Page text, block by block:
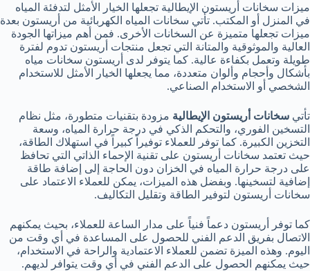
ميزات سخانات أريستون الإيطالية تجعلها الخيار الأمثل لتدفئة المياه
في المنزل أو المكتب. تأتي سخانات المياه الكهربائية من أريستون بعدة
ميزات تجعلها متميزة عن السخانات الأخرى. فمن أهم ميزاتها الجودة
العالية والموثوقية والمتانة التي تجعل منتجات أريستون تدوم لفترة
طويلة وتعمل بكفاءة عالية. كما يتوفر لدى أريستون سخانات مياه
بأشكال وأحجام وألوان متعددة، مما يجعلها الخيار الأمثل للاستخدام
الشخصي أو الاستخدام الصناعي.
تأتي سخانات أريستون الإيطالية مزودة بتقنيات متطورة، مثل نظام
التسخين الفوري، والتحكم الذكي في درجة حرارة المياه، وسعة
التخزين الكبيرة. كما توفر للعملاء توفيراً كبيراً في استهلاك الطاقة،
حيث تعتمد سخانات أريستون على تقنية الإحماء الذاتي التي تحافظ
على درجة حرارة المياه في الخزان دون الحاجة إلى إضافة طاقة
إضافية لتسخينها. وبفضل هذه الميزات، يمكن للعملاء الاعتماد على
سخانات أريستون لتوفير الطاقة وتقليل التكاليف.
كما توفر أريستون دعماً فنياً على مدار الساعة للعملاء، بحيث يمكنهم
الاتصال بفريق الدعم الفني للحصول على المساعدة في أي وقت من
اليوم. وهذه الميزة تضمن للعملاء الاعتمادية والراحة في الاستخدام،
حيث يمكنهم الحصول على الدعم الفني في أي وقت يتوافر لديهم.